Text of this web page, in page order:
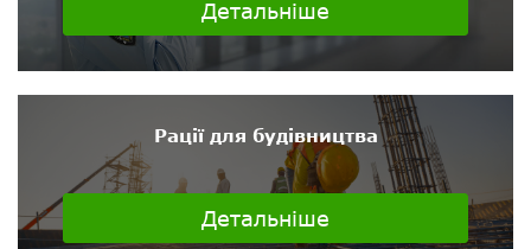
Детальніше
Рації для будівництва
Детальніше